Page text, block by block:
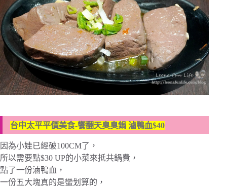
台中太平平價美食-饗翻天臭臭鍋 滷鴨血$40
因為小娃已經破100CM了，
所以需要點$30 UP的小菜來抵共鍋費，
點了一份滷鴨血，
一份五大塊真的是蠻划算的，